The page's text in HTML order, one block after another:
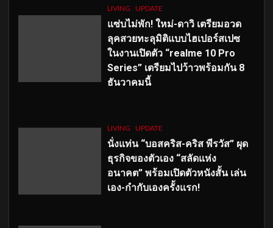
LIVING UPDATE
แซ่บไม่พัก! ใหม่-ดาวิ เตรียมอวด
ลุคสวยทะลุมิติแบบไฮเปอร์สเปซ
ในงานเปิดตัว “realme 10 Pro
Series” เตรียมไปว้าวพร้อมกัน 8
ธันวาคมนี้
LIVING UPDATE
นั่งแท่น “บอสคริส-คริส พีรวัส” ผุด
ธุรกิจของตัวเอง “สลัดแห่ง
อนาคต” พร้อมเปิดตัวหนังสั้น เล่น
เอง-กำกับเองครั้งแรก!